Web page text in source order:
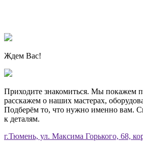
Ждем Вас!
Приходите знакомиться. Мы покажем
расскажем о наших мастерах,
Подберём то, что нужно именно вам.
к деталям.
г.Тюмень, ул. Максима Горького, 68,